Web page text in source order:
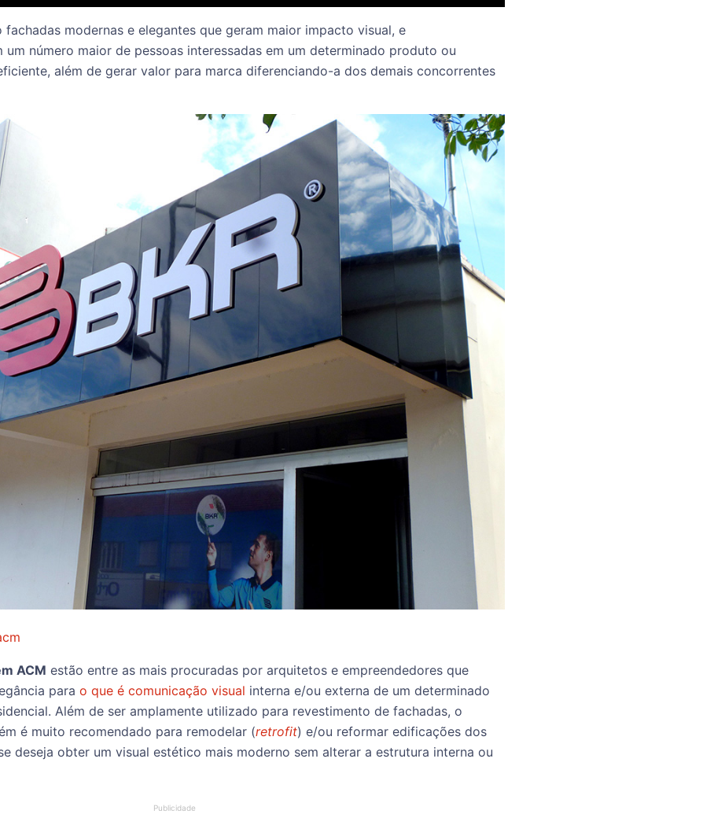
fachadas modernas e elegantes que geram maior impacto visual, e
um número maior de pessoas interessadas em um determinado produto ou
além de gerar valor para marca diferenciando-a dos demais concorrentes
ACM estão entre as mais procuradas por arquitetos e empreendedores que
para o que é comunicação visual interna e/ou externa de um determinado
Além de ser amplamente utilizado para revestimento de fachadas, o
é muito recomendado para remodelar (retrofit) e/ou reformar edificações dos
deseja obter um visual estético mais moderno sem alterar a estrutura interna ou